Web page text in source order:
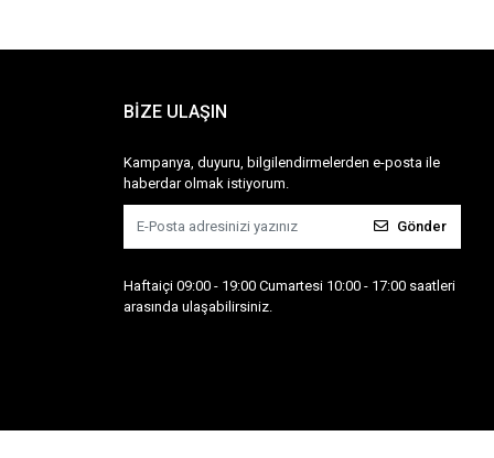
BİZE ULAŞIN
Kampanya, duyuru, bilgilendirmelerden e-posta ile
haberdar olmak istiyorum.
Gönder
Haftaiçi 09:00 - 19:00 Cumartesi 10:00 - 17:00 saatleri
arasında ulaşabilirsiniz.